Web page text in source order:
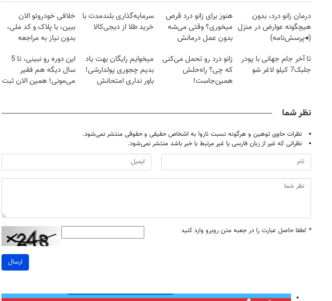
درمان زانو درد، بدون
هیچگونه عوارض در منزل
(◂پرسش‌نامه)
هنوز برای زانو درد قرص
میخوری؟ وقتی می‌شه
بدون عمل درمانش
سرمایه‌گذاری بلندمدت با
خرید طلا از دیجی‌کالا
خلافی خودروتو الان
ببین، با پلاک و کد ملی،
بدون نیاز به مراجعه
تا آخر جام جهانی با پودر
جلبک7 کیلو لاغر شو
زانو درد رو تحمل می‌کنی
که چی؟ راه‌حلش
همین‌جاست!
میخوایم رایگان بهت یاد
بدیم چجوری پولدارشی!
باور نداری امتحانش
این دوره رو نبینی، تا 5
سال دیگه هم فقیر
می‌مونی! همین الان ثبت
نظر شما
نظرات حاوی توهین و هرگونه نسبت ناروا به اشخاص حقیقی و حقوقی منتشر نمی‌شود.
نظراتی که غیر از زبان فارسی یا غیر مرتبط با خبر باشد منتشر نمی‌شود.
* لطفا حاصل عبارت را در جعبه متن روبرو وارد کنید
ارسال